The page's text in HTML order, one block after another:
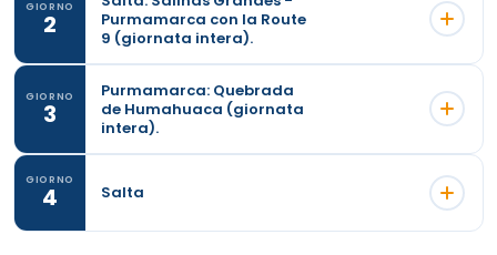
GIORNO
2
Purmamarca con la Route
9 (giornata intera).
GIORNO
3
Purmamarca: Quebrada
de Humahuaca (giornata
intera).
GIORNO
4 Salta